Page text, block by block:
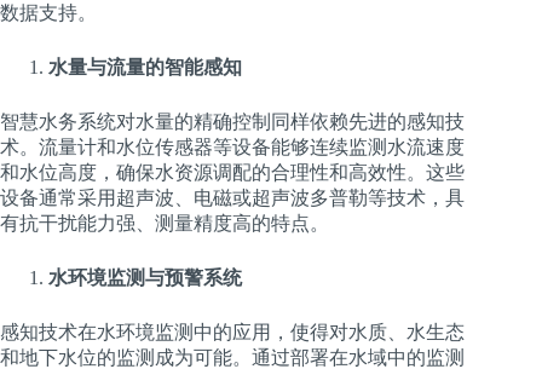
数据支持。
水量与流量的智能感知
智慧水务系统对水量的精确控制同样依赖先进的感知技
术。流量计和水位传感器等设备能够连续监测水流速度
和水位高度，确保水资源调配的合理性和高效性。这些
设备通常采用超声波、电磁或超声波多普勒等技术，具
有抗干扰能力强、测量精度高的特点。
水环境监测与预警系统
感知技术在水环境监测中的应用，使得对水质、水生态
和地下水位的监测成为可能。通过部署在水域中的监测